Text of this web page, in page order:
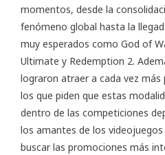
momentos, desde la
fenómeno global hasta la
muy esperados como God of
Ultimate y Redemption 2.
lograron atraer a cada vez
los que piden que estas
dentro de las competiciones
los amantes de los
buscar las promociones más